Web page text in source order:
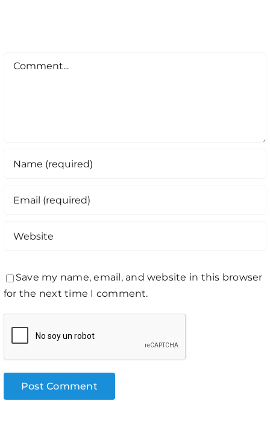
Comment
Save my name, email, and website in this browser
for the next time I comment.